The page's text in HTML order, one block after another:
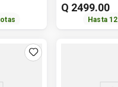
Q 2499.00
Hasta 12